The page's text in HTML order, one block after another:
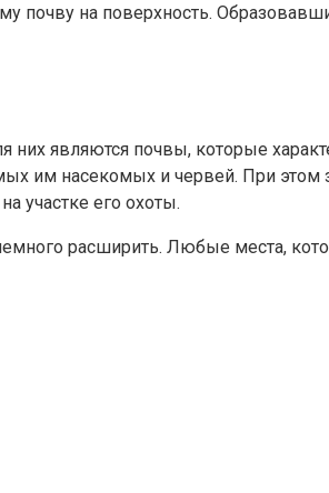
почву на поверхность.
являются почвы, которые
им насекомых и червей. При этом
участке его охоты.
расширить. Любые места,